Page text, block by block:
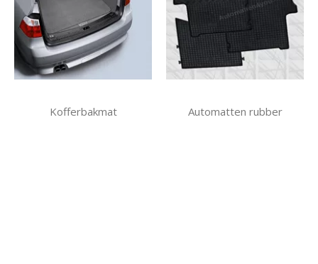
Kofferbakmat Automatten rubber